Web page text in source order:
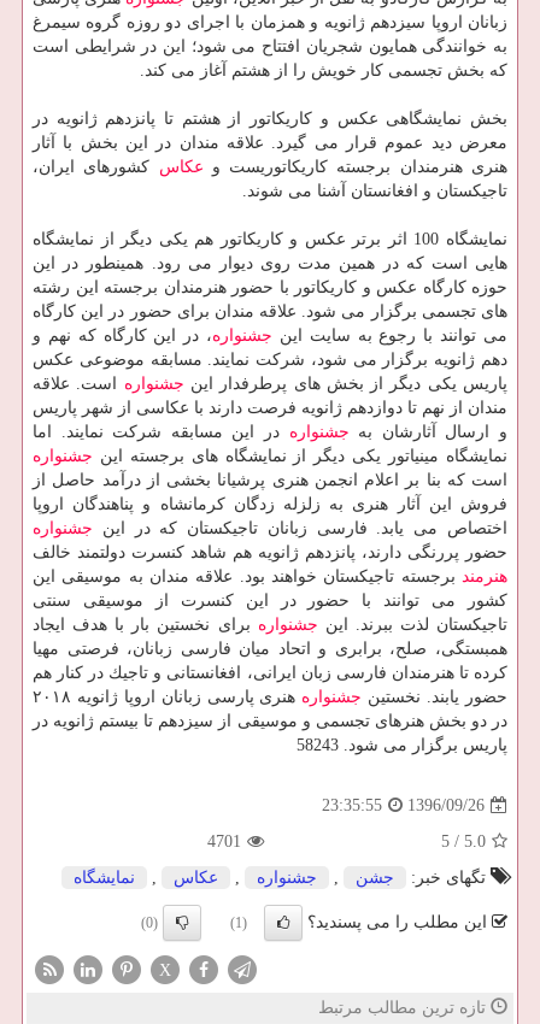
زبانان اروپا سیزدهم ژانویه و همزمان با اجرای دو روزه گروه سیمرغ
به خوانندگی همایون شجریان افتتاح می شود؛ این در شرایطی است
كه بخش تجسمی كار خویش را از هشتم آغاز می كند.
بخش نمایشگاهی عكس و كاریكاتور از هشتم تا پانزدهم ژانویه در
معرض دید عموم قرار می گیرد. علاقه مندان در این بخش با آثار
هنری هنرمندان برجسته كاریكاتوریست و عكاس كشورهای ایران،
تاجیكستان و افغانستان آشنا می شوند.
نمایشگاه 100 اثر برتر عكس و كاریكاتور هم یكی دیگر از نمایشگاه
هایی است كه در همین مدت روی دیوار می رود. همینطور در این
حوزه كارگاه عكس و كاریكاتور با حضور هنرمندان برجسته این رشته
های تجسمی برگزار می شود. علاقه مندان برای حضور در این كارگاه
می توانند با رجوع به سایت این جشنواره، در این كارگاه كه نهم و
دهم ژانویه برگزار می شود، شركت نمایند. مسابقه موضوعی عكس
پاریس یكی دیگر از بخش های پرطرفدار این جشنواره است. علاقه
مندان از نهم تا دوازدهم ژانویه فرصت دارند با عكاسی از شهر پاریس
و ارسال آثارشان به جشنواره در این مسابقه شركت نمایند. اما
نمایشگاه مینیاتور یكی دیگر از نمایشگاه های برجسته این جشنواره
است كه بنا بر اعلام انجمن هنری پرشیانا بخشی از درآمد حاصل از
فروش این آثار هنری به زلزله زدگان كرمانشاه و پناهندگان اروپا
اختصاص می یابد. فارسی زبانان تاجیكستان كه در این جشنواره
حضور پررنگی دارند، پانزدهم ژانویه هم شاهد كنسرت دولتمند خالف
هنرمند برجسته تاجیكستان خواهند بود. علاقه مندان به موسیقی این
كشور می توانند با حضور در این كنسرت از موسیقی سنتی
تاجیكستان لذت ببرند. این جشنواره برای نخستین بار با هدف ایجاد
همبستگی، صلح، برابری و اتحاد میان فارسی زبانان، فرصتی مهیا
كرده تا هنرمندان فارسی زبان ایرانی، افغانستانی و تاجیك در كنار هم
حضور یابند. نخستین جشنواره
هنری پارسی زبانان اروپا ژانویه ۲۰۱۸
در دو بخش هنرهای تجسمی و موسیقی از سیزدهم تا بیستم ژانویه در
پاریس برگزار می شود. 58243
1396/09/26
23:35:55
5.0
/
5
4701
تگهای خبر:
جشن , جشنواره , عكاس , نمایشگاه
این مطلب را می پسندید؟ (1)
(0)
X
تازه ترین مطالب مرتبط